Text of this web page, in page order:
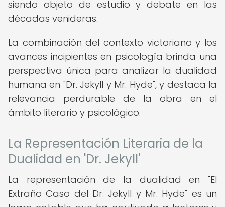
siendo objeto de estudio y debate en las
décadas venideras.
La combinación del contexto victoriano y los
avances incipientes en psicología brinda una
perspectiva única para analizar la dualidad
humana en "Dr. Jekyll y Mr. Hyde", y destaca la
relevancia perdurable de la obra en el
ámbito literario y psicológico.
La Representación Literaria de la
Dualidad en 'Dr. Jekyll'
La representación de la dualidad en "El
Extraño Caso del Dr. Jekyll y Mr. Hyde" es un